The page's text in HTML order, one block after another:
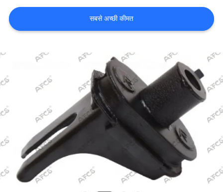
करें
उद्धरण
साइटमैप
गोपनीयता
नीति
सबसे अच्छी कीमत